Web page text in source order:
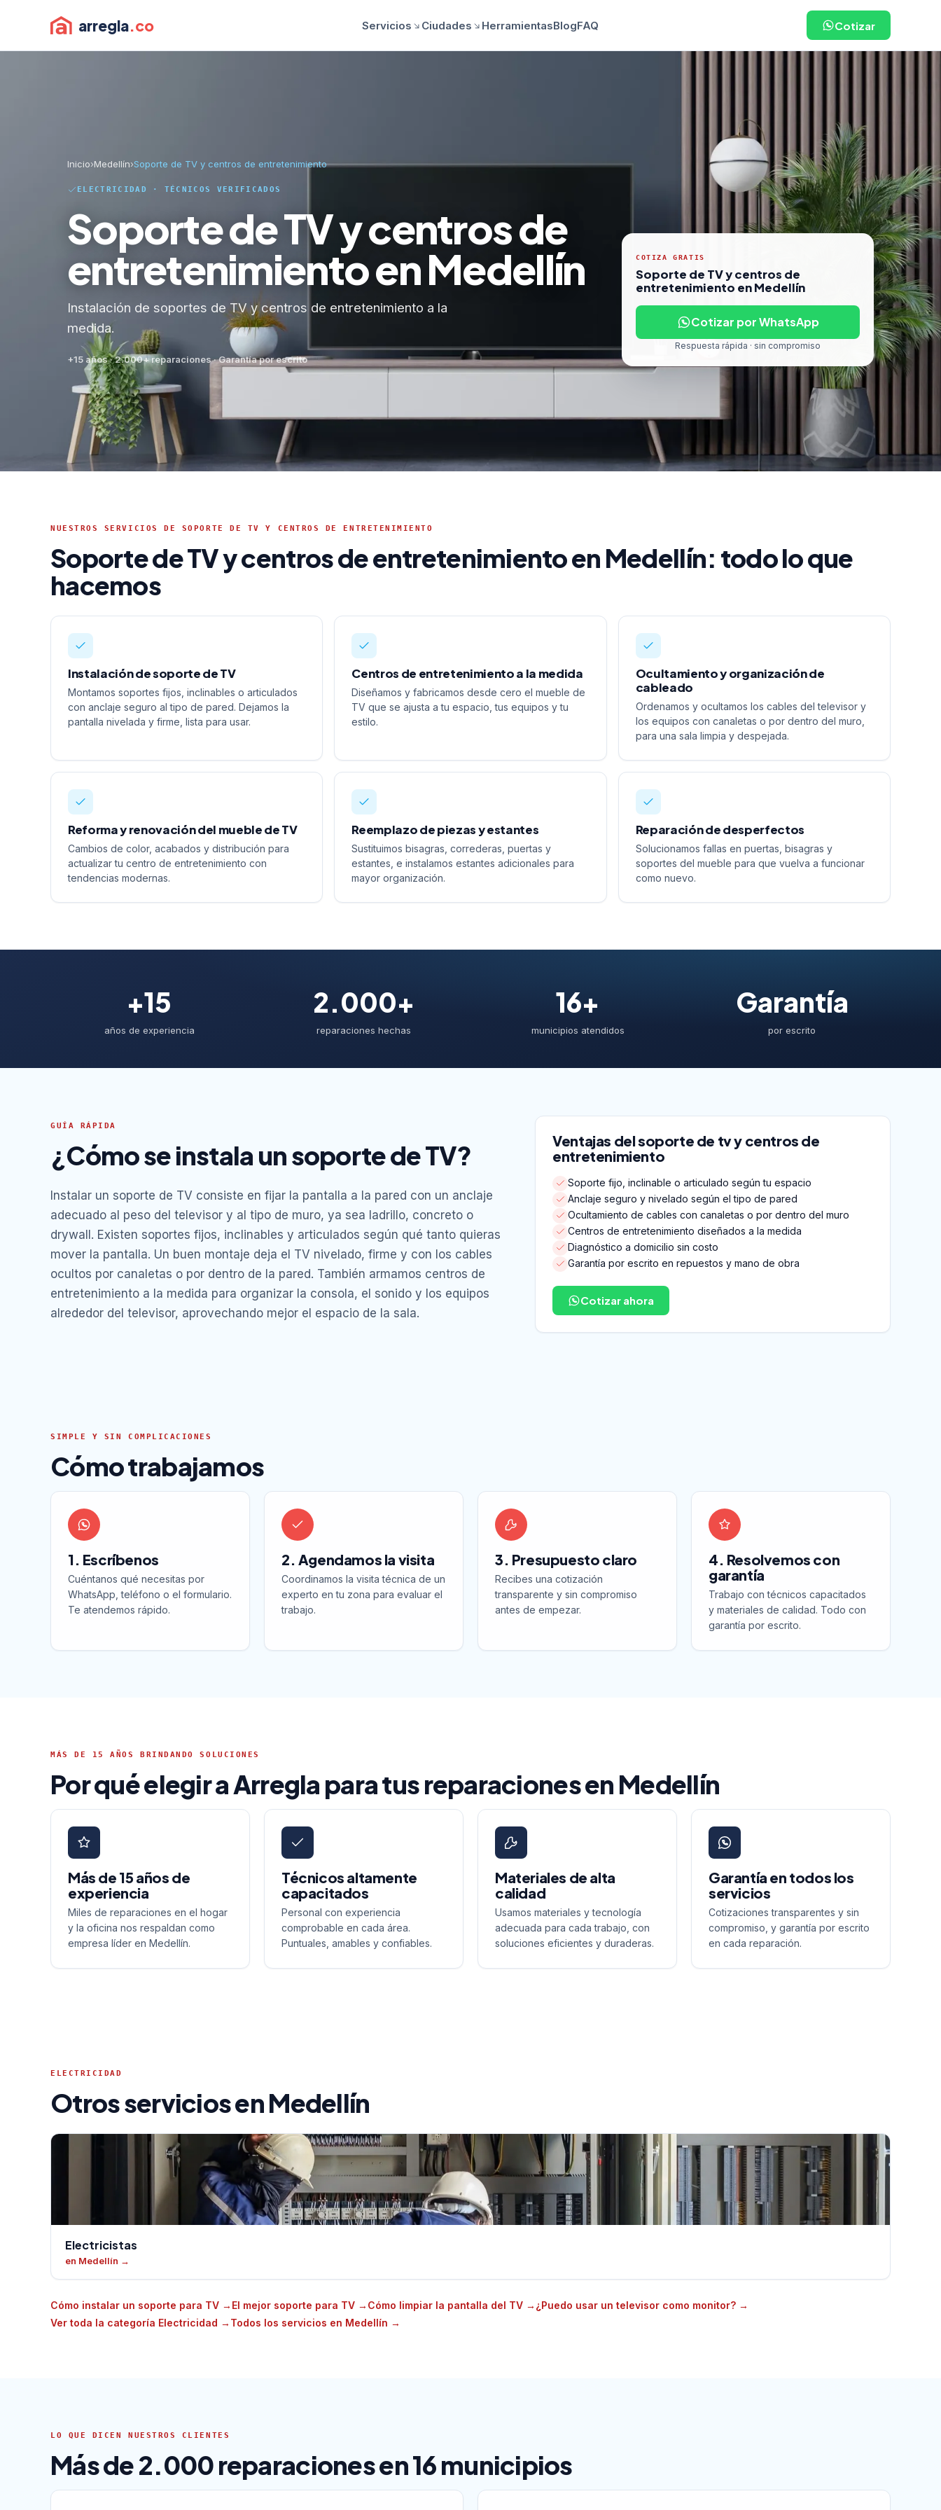
arregla.co Servicios Ciudades HerramientasBlogFAQ Cotizar
Inicio›Medellín›Soporte de TV y centros de entretenimiento
ELECTRICIDAD · TÉCNICOS VERIFICADOS
Soporte de TV y centros de
entretenimiento en Medellín
Instalación de soportes de TV y centros de entretenimiento a la
medida.
+15 años · 2.000+ reparaciones · Garantía por escrito
COTIZA GRATIS
Soporte de TV y centros de
entretenimiento en Medellín
Cotizar por WhatsApp
Respuesta rápida · sin compromiso
NUESTROS SERVICIOS DE SOPORTE DE TV Y CENTROS DE ENTRETENIMIENTO
Soporte de TV y centros de entretenimiento en Medellín: todo lo que
hacemos
Instalación de soporte de TV
Montamos soportes fijos, inclinables o articulados
con anclaje seguro al tipo de pared. Dejamos la
pantalla nivelada y firme, lista para usar.
Centros de entretenimiento a la medida
Diseñamos y fabricamos desde cero el mueble de
TV que se ajusta a tu espacio, tus equipos y tu
estilo.
Ocultamiento y organización de
cableado
Ordenamos y ocultamos los cables del televisor y
los equipos con canaletas o por dentro del muro,
para una sala limpia y despejada.
Reforma y renovación del mueble de TV
Cambios de color, acabados y distribución para
actualizar tu centro de entretenimiento con
tendencias modernas.
Reemplazo de piezas y estantes
Sustituimos bisagras, correderas, puertas y
estantes, e instalamos estantes adicionales para
mayor organización.
Reparación de desperfectos
Solucionamos fallas en puertas, bisagras y
soportes del mueble para que vuelva a funcionar
como nuevo.
+15
años de experiencia
2.000+
reparaciones hechas
16+
municipios atendidos
Garantía
por escrito
GUÍA RÁPIDA
¿Cómo se instala un soporte de TV?
Instalar un soporte de TV consiste en fijar la pantalla a la pared con un anclaje
adecuado al peso del televisor y al tipo de muro, ya sea ladrillo, concreto o
drywall. Existen soportes fijos, inclinables y articulados según qué tanto quieras
mover la pantalla. Un buen montaje deja el TV nivelado, firme y con los cables
ocultos por canaletas o por dentro de la pared. También armamos centros de
entretenimiento a la medida para organizar la consola, el sonido y los equipos
alrededor del televisor, aprovechando mejor el espacio de la sala.
Ventajas del soporte de tv y centros de
entretenimiento
Soporte fijo, inclinable o articulado según tu espacio
Anclaje seguro y nivelado según el tipo de pared
Ocultamiento de cables con canaletas o por dentro del muro
Centros de entretenimiento diseñados a la medida
Diagnóstico a domicilio sin costo
Garantía por escrito en repuestos y mano de obra
Cotizar ahora
SIMPLE Y SIN COMPLICACIONES
Cómo trabajamos
1. Escríbenos
Cuéntanos qué necesitas por
WhatsApp, teléfono o el formulario.
Te atendemos rápido.
2. Agendamos la visita
Coordinamos la visita técnica de un
experto en tu zona para evaluar el
trabajo.
3. Presupuesto claro
Recibes una cotización
transparente y sin compromiso
antes de empezar.
4. Resolvemos con
garantía
Trabajo con técnicos capacitados
y materiales de calidad. Todo con
garantía por escrito.
MÁS DE 15 AÑOS BRINDANDO SOLUCIONES
Por qué elegir a Arregla para tus reparaciones en Medellín
Más de 15 años de
experiencia
Miles de reparaciones en el hogar
y la oficina nos respaldan como
empresa líder en Medellín.
Técnicos altamente
capacitados
Personal con experiencia
comprobable en cada área.
Puntuales, amables y confiables.
Materiales de alta
calidad
Usamos materiales y tecnología
adecuada para cada trabajo, con
soluciones eficientes y duraderas.
Garantía en todos los
servicios
Cotizaciones transparentes y sin
compromiso, y garantía por escrito
en cada reparación.
ELECTRICIDAD
Otros servicios en Medellín
Electricistas
en Medellín →
Cómo instalar un soporte para TV → El mejor soporte para TV → Cómo limpiar la pantalla del TV → ¿Puedo usar un televisor como monitor? →
Ver toda la categoría Electricidad → Todos los servicios en Medellín →
LO QUE DICEN NUESTROS CLIENTES
Más de 2.000 reparaciones en 16 municipios